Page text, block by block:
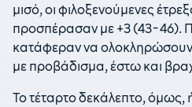
μισό, οι φιλοξενούμενες
προσπέρασαν με +3 (43-46).
κατάφεραν να ολοκληρώσουν
με προβάδισμα, έστω και
Το τέταρτο δεκάλεπτο, όμως,